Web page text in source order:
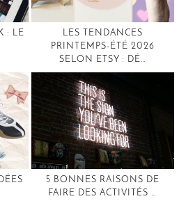
: LE
LES TENDANCES
PRINTEMPS-ÉTÉ 2026
SELON ETSY : DÉ…
5 BONNES RAISONS DE
FAIRE DES ACTIVITÉS …